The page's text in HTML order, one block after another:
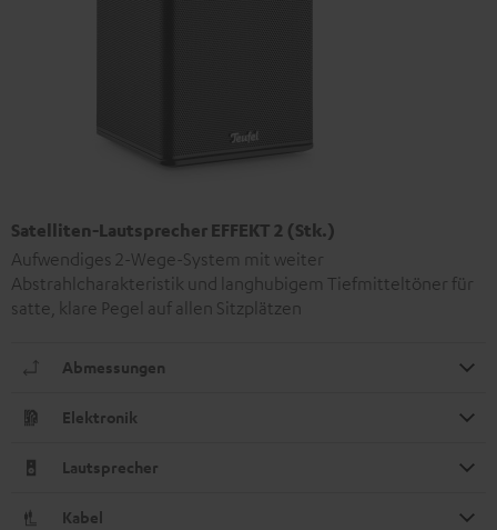
Satelliten-Lautsprecher EFFEKT 2 (Stk.)
Aufwendiges 2-Wege-System mit weiter
Abstrahlcharakteristik und langhubigem Tiefmitteltöner für
satte, klare Pegel auf allen Sitzplätzen
Abmessungen
Elektronik
Lautsprecher
Kabel